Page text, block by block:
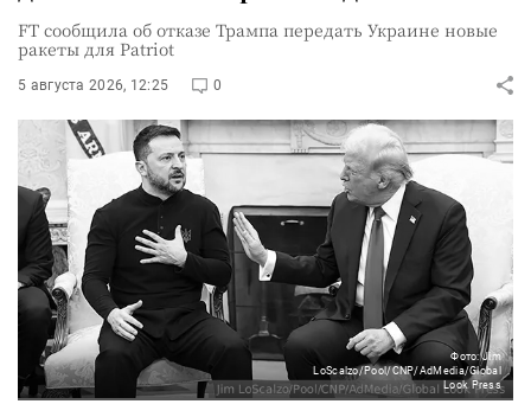
FT сообщила об отказе Трампа передать Украине новые
ракеты для Patriot
5 августа 2026, 12:25 0
Фото: Jim
LoScalzo/Pool/CNP/AdMedia/Global
Look Press